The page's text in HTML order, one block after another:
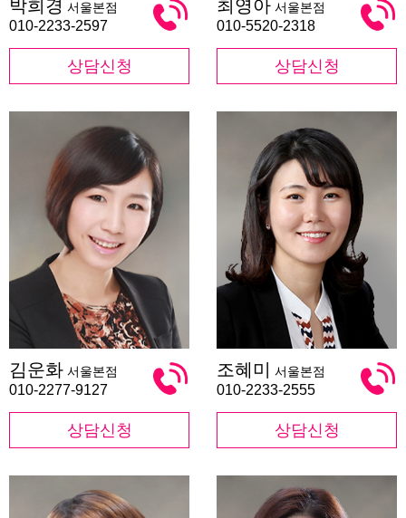
희
경
박희경 서울본점
010-2233-2597
상담신청
영
아
최영아 서울본점
010-5520-2318
상담신청
운
화
김운화 서울본점
010-2277-9127
상담신청
혜
미
조혜미 서울본점
010-2233-2555
상담신청